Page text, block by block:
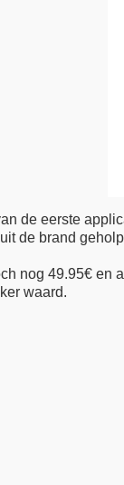
de eerste
de brand
nog 49.95€ en
waard.